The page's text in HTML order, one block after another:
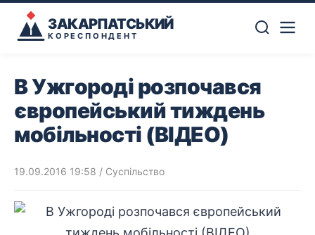
ЗАКАРПАТСЬКИЙ
КОРЕСПОНДЕНТ
В Ужгороді розпочався
європейський тиждень
мобільності (ВІДЕО)
19.09.2016 19:58 / Суспільство